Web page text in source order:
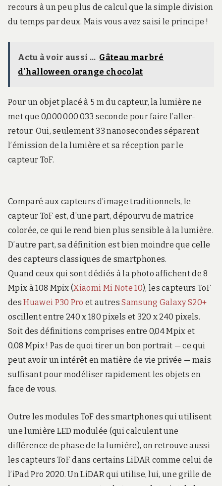
recours à un peu plus de calcul que la simple division
du temps par deux. Mais vous avez saisi le principe !
Actu à voir aussi ... Gâteau marbré
d'halloween orange chocolat
Pour un objet placé à 5 m du capteur, la lumière ne
met que 0,000 000 033 seconde pour faire l’aller-
retour. Oui, seulement 33 nanosecondes séparent
l’émission de la lumière et sa réception par le
capteur ToF.
Comparé aux capteurs d’image traditionnels, le
capteur ToF est, d’une part, dépourvu de matrice
colorée, ce qui le rend bien plus sensible à la lumière.
D’autre part, sa définition est bien moindre que celle
des capteurs classiques de smartphones.
Quand ceux qui sont dédiés à la photo affichent de 8
Mpix à 108 Mpix (Xiaomi Mi Note 10), les capteurs ToF
desHuawei P30 Pro et autresSamsung Galaxy S20+
oscillent entre 240 x 180 pixels et 320 x 240 pixels.
Soit des définitions comprises entre 0,04 Mpix et
0,08 Mpix ! Pas de quoi tirer un bon portrait — ce qui
peut avoir un intérêt en matière de vie privée — mais
suffisant pour modéliser rapidement les objets en
face de vous.
Outre les modules ToF des smartphones qui utilisent
une lumière LED modulée (qui calculent une
différence de phase de la lumière), on retrouve aussi
les capteurs ToF dans certains LiDAR comme celui de
l’iPad Pro 2020. Un LiDAR qui utilise, lui, une grille de